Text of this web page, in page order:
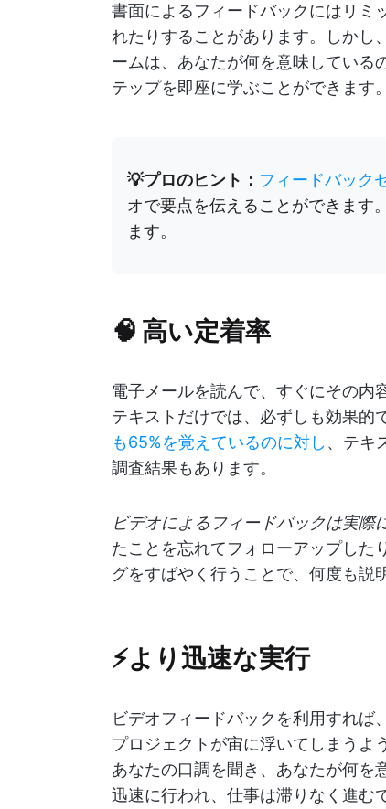
書面によるフィードバックにはリミ
れたりすることがあります。しかし
ームは、あなたが何を意味している
テップを即座に学ぶことができます。
💡プロのヒント： フィードバック
オで要点を伝えることができます
ます。
🧠 高い定着率
電子メールを読んで、すぐにその内
テキストだけでは、必ずしも効果的
も65%を覚えているのに対し 、テキ
調査結果もあります。
ビデオによるフィードバックは実際
たことを忘れてフォローアップした
グをすばやく行うことで、何度も説
⚡より迅速な実行
ビデオフィードバックを利用すれば
プロジェクトが宙に浮いてしまうよ
あなたの口調を聞き、あなたが何を
迅速に行われ、仕事は滞りなく進む